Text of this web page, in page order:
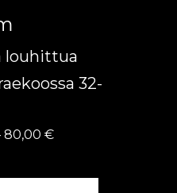
80,00 €Hintaluokka:
-
louhittua
32-